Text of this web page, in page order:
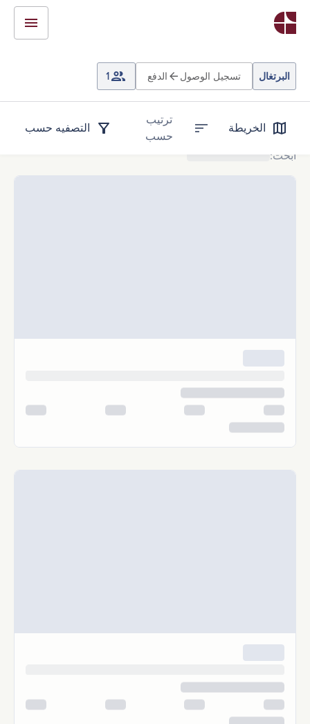
البرتغال تسجيل الوصول الدفع 1
الخريطة
ترتيب
حسب
التصفيه حسب
ابحث: